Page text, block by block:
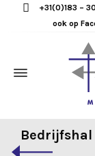
+31(0)183 –
ook op